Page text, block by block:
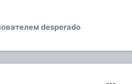
desperado